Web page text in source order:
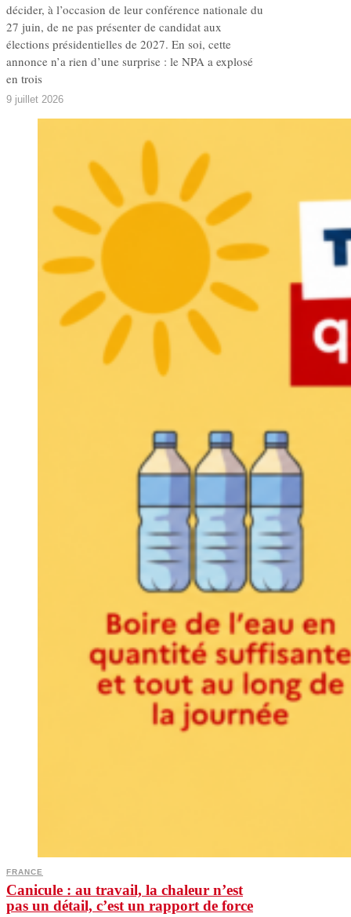
décider, à l’occasion de leur conférence nationale du
27 juin, de ne pas présenter de candidat aux
élections présidentielles de 2027. En soi, cette
annonce n’a rien d’une surprise : le NPA a explosé
en trois
9 juillet 2026
FRANCE
Canicule : au travail, la chaleur n’est
pas un détail, c’est un rapport de force